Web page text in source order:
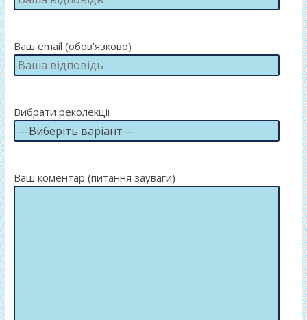
Ваш email (обов'язково)
Вибрати реколекції
Ваш коментар (питання зауваги)